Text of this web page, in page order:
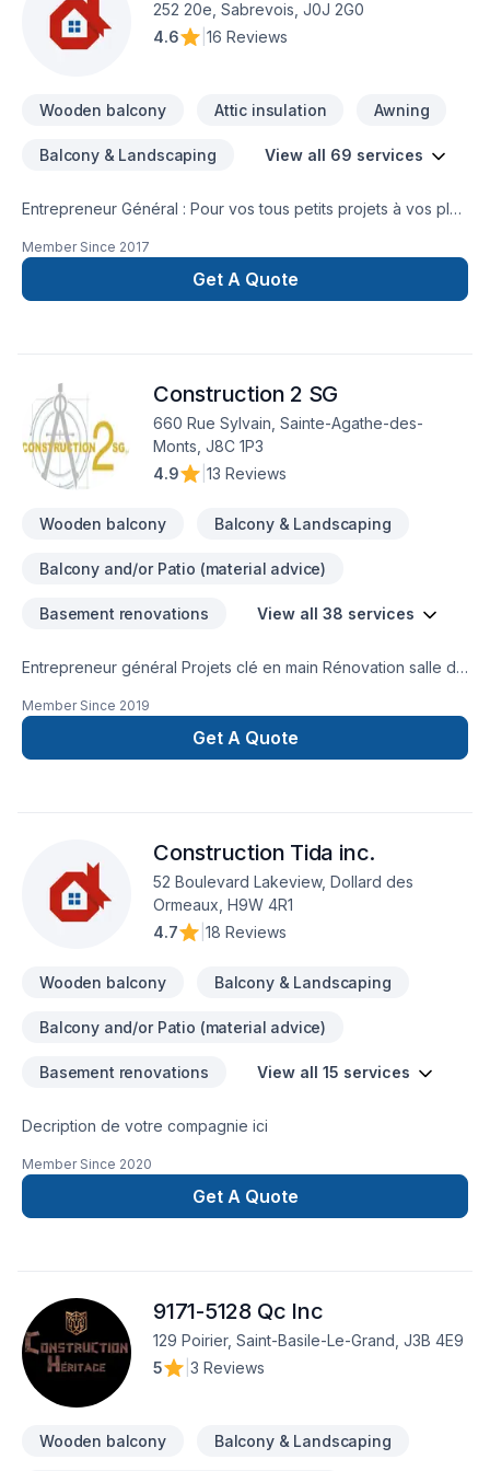
impatients de collaborer avec vous pour concrétiser votre
projet.
252 20e, Sabrevois, J0J 2G0
4.6
16 Reviews
Wooden balcony Attic insulation Awning
Balcony & Landscaping View all 69 services
Entrepreneur Général : Pour vos tous petits projets à vos plus
de réalisez vos travaux tout en restant à votre
écoute. Service personnalisé !
Member Since 2017
Get A Quote
Construction 2 SG
660 Rue Sylvain, Sainte-Agathe-des-
Monts, J8C 1P3
4.9
13 Reviews
Wooden balcony Balcony & Landscaping
Balcony and/or Patio (material advice)
Basement renovations View all 38 services
Entrepreneur général Projets clé en main Rénovation salle de
et une en Estrie pour mieux vous servir
Member Since 2019
Get A Quote
Construction Tida inc.
52 Boulevard Lakeview, Dollard des
Ormeaux, H9W 4R1
4.7
18 Reviews
Wooden balcony Balcony & Landscaping
Balcony and/or Patio (material advice)
Basement renovations View all 15 services
Decription de votre compagnie ici
Member Since 2020
Get A Quote
9171-5128 Qc Inc
129 Poirier, Saint-Basile-Le-Grand, J3B 4E9
5
3 Reviews
Wooden balcony Balcony & Landscaping